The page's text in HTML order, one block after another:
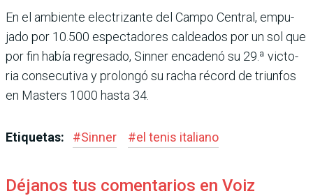
En el ambiente electrizante del Campo Central, empu­
jado por 10.500 espectado­res caldeados por un sol que
por fin había regresado, Sin­ner encadenó su 29.ª victo­
ria consecutiva y prolongó su racha récord de triunfos
en Masters 1000 hasta 34.
Etiquetas: #Sinner #el tenis italiano
Déjanos tus comentarios en Voiz